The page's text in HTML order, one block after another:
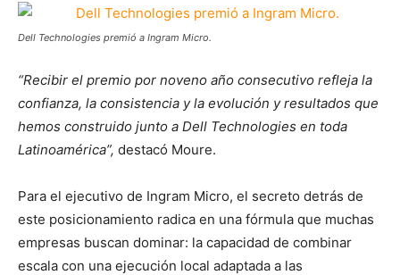
Dell Technologies premió a Ingram Micro.
“Recibir el premio por noveno año consecutivo refleja la
confianza, la consistencia y la evolución y resultados que
hemos construido junto a Dell Technologies en toda
Latinoamérica”, destacó Moure.
Para el ejecutivo de Ingram Micro, el secreto detrás de
este posicionamiento radica en una fórmula que muchas
empresas buscan dominar: la capacidad de combinar
escala con una ejecución local adaptada a las